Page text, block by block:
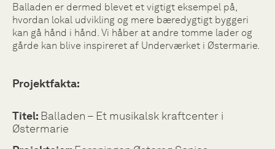
Balladen er dermed blevet et vigtigt eksempel på,
hvordan lokal udvikling og mere bæredygtigt byggeri
kan gå hånd i hånd. Vi håber at andre tomme lader og
gårde kan blive inspireret af Underværket i Østermarie.
Projektfakta:
Titel: Balladen – Et musikalsk kraftcenter i
Østermarie